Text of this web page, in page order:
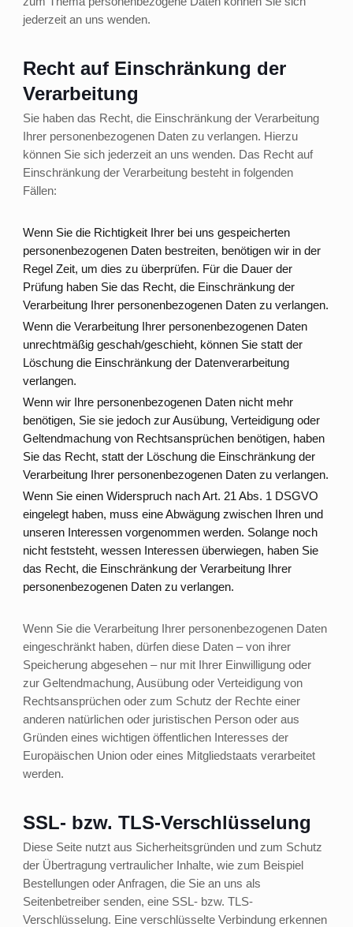
jederzeit an uns wenden.
Recht auf Einschränkung der
Verarbeitung
Sie haben das Recht, die Einschränkung der Verarbeitung
Ihrer personenbezogenen Daten zu verlangen. Hierzu
können Sie sich jederzeit an uns wenden. Das Recht auf
Einschränkung der Verarbeitung besteht in folgenden
Fällen:
Wenn Sie die Richtigkeit Ihrer bei uns gespeicherten
personenbezogenen Daten bestreiten, benötigen wir in der
Regel Zeit, um dies zu überprüfen. Für die Dauer der
Prüfung haben Sie das Recht, die Einschränkung der
Verarbeitung Ihrer personenbezogenen Daten zu verlangen.
Wenn die Verarbeitung Ihrer personenbezogenen Daten
unrechtmäßig geschah/geschieht, können Sie statt der
Löschung die Einschränkung der Datenverarbeitung
verlangen.
Wenn wir Ihre personenbezogenen Daten nicht mehr
benötigen, Sie sie jedoch zur Ausübung, Verteidigung oder
Geltendmachung von Rechtsansprüchen benötigen, haben
Sie das Recht, statt der Löschung die Einschränkung der
Verarbeitung Ihrer personenbezogenen Daten zu verlangen.
Wenn Sie einen Widerspruch nach Art. 21 Abs. 1 DSGVO
eingelegt haben, muss eine Abwägung zwischen Ihren und
unseren Interessen vorgenommen werden. Solange noch
nicht feststeht, wessen Interessen überwiegen, haben Sie
das Recht, die Einschränkung der Verarbeitung Ihrer
personenbezogenen Daten zu verlangen.
Wenn Sie die Verarbeitung Ihrer personenbezogenen Daten
eingeschränkt haben, dürfen diese Daten – von ihrer
Speicherung abgesehen – nur mit Ihrer Einwilligung oder
zur Geltendmachung, Ausübung oder Verteidigung von
Rechtsansprüchen oder zum Schutz der Rechte einer
anderen natürlichen oder juristischen Person oder aus
Gründen eines wichtigen öffentlichen Interesses der
Europäischen Union oder eines Mitgliedstaats verarbeitet
werden.
SSL- bzw. TLS-Verschlüsselung
Diese Seite nutzt aus Sicherheitsgründen und zum Schutz
der Übertragung vertraulicher Inhalte, wie zum Beispiel
Bestellungen oder Anfragen, die Sie an uns als
Seitenbetreiber senden, eine SSL- bzw. TLS-
Verschlüsselung. Eine verschlüsselte Verbindung erkennen